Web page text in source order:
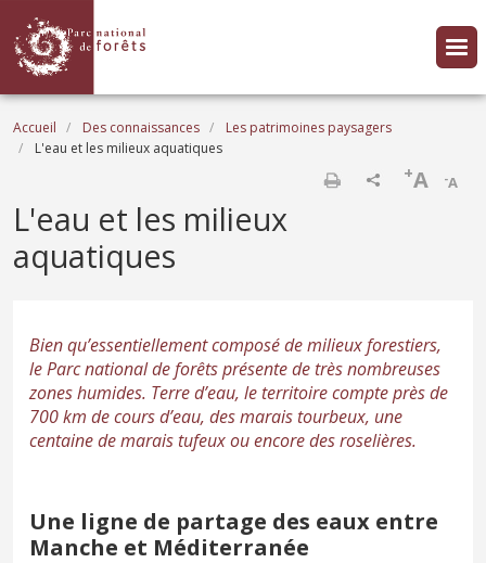
Fil d'Ariane
Accueil Des connaissances
Les patrimoines paysagers
L'eau et les milieux aquatiques
-A
+A
L'eau et les milieux
aquatiques
Bien qu’essentiellement composé de milieux forestiers,
le Parc national de forêts présente de très nombreuses
zones humides. Terre d’eau, le territoire compte près de
700 km de cours d’eau, des marais tourbeux, une
centaine de marais tufeux ou encore des roselières.
Une ligne de partage des eaux entre
Manche et Méditerranée